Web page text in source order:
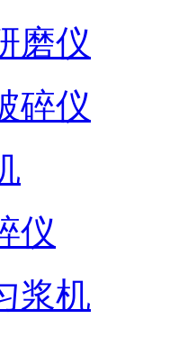
磨仪
碎仪
仪
浆机